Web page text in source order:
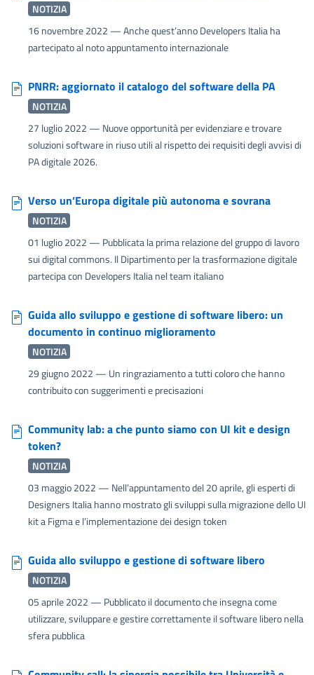
NOTIZIA
16 novembre 2022 — Anche quest’anno Developers Italia ha
partecipato al noto appuntamento internazionale
PNRR: aggiornato il catalogo del software della PA
NOTIZIA
27 luglio 2022 — Nuove opportunità per evidenziare e trovare
soluzioni software in riuso utili al rispetto dei requisiti degli avvisi di
PA digitale 2026.
Verso un’Europa digitale più autonoma e sovrana
NOTIZIA
01 luglio 2022 — Pubblicata la prima relazione del gruppo di lavoro
sui digital commons. Il Dipartimento per la trasformazione digitale
partecipa con Developers Italia nel team italiano
Guida allo sviluppo e gestione di software libero: un
documento in continuo miglioramento
NOTIZIA
29 giugno 2022 — Un ringraziamento a tutti coloro che hanno
contribuito con suggerimenti e precisazioni
Community lab: a che punto siamo con UI kit e design
token?
NOTIZIA
03 maggio 2022 — Nell’appuntamento del 20 aprile, gli esperti di
Designers Italia hanno mostrato gli sviluppi sulla migrazione dello UI
kit a Figma e l’implementazione dei design token
Guida allo sviluppo e gestione di software libero
NOTIZIA
05 aprile 2022 — Pubblicato il documento che insegna come
utilizzare, sviluppare e gestire correttamente il software libero nella
sfera pubblica